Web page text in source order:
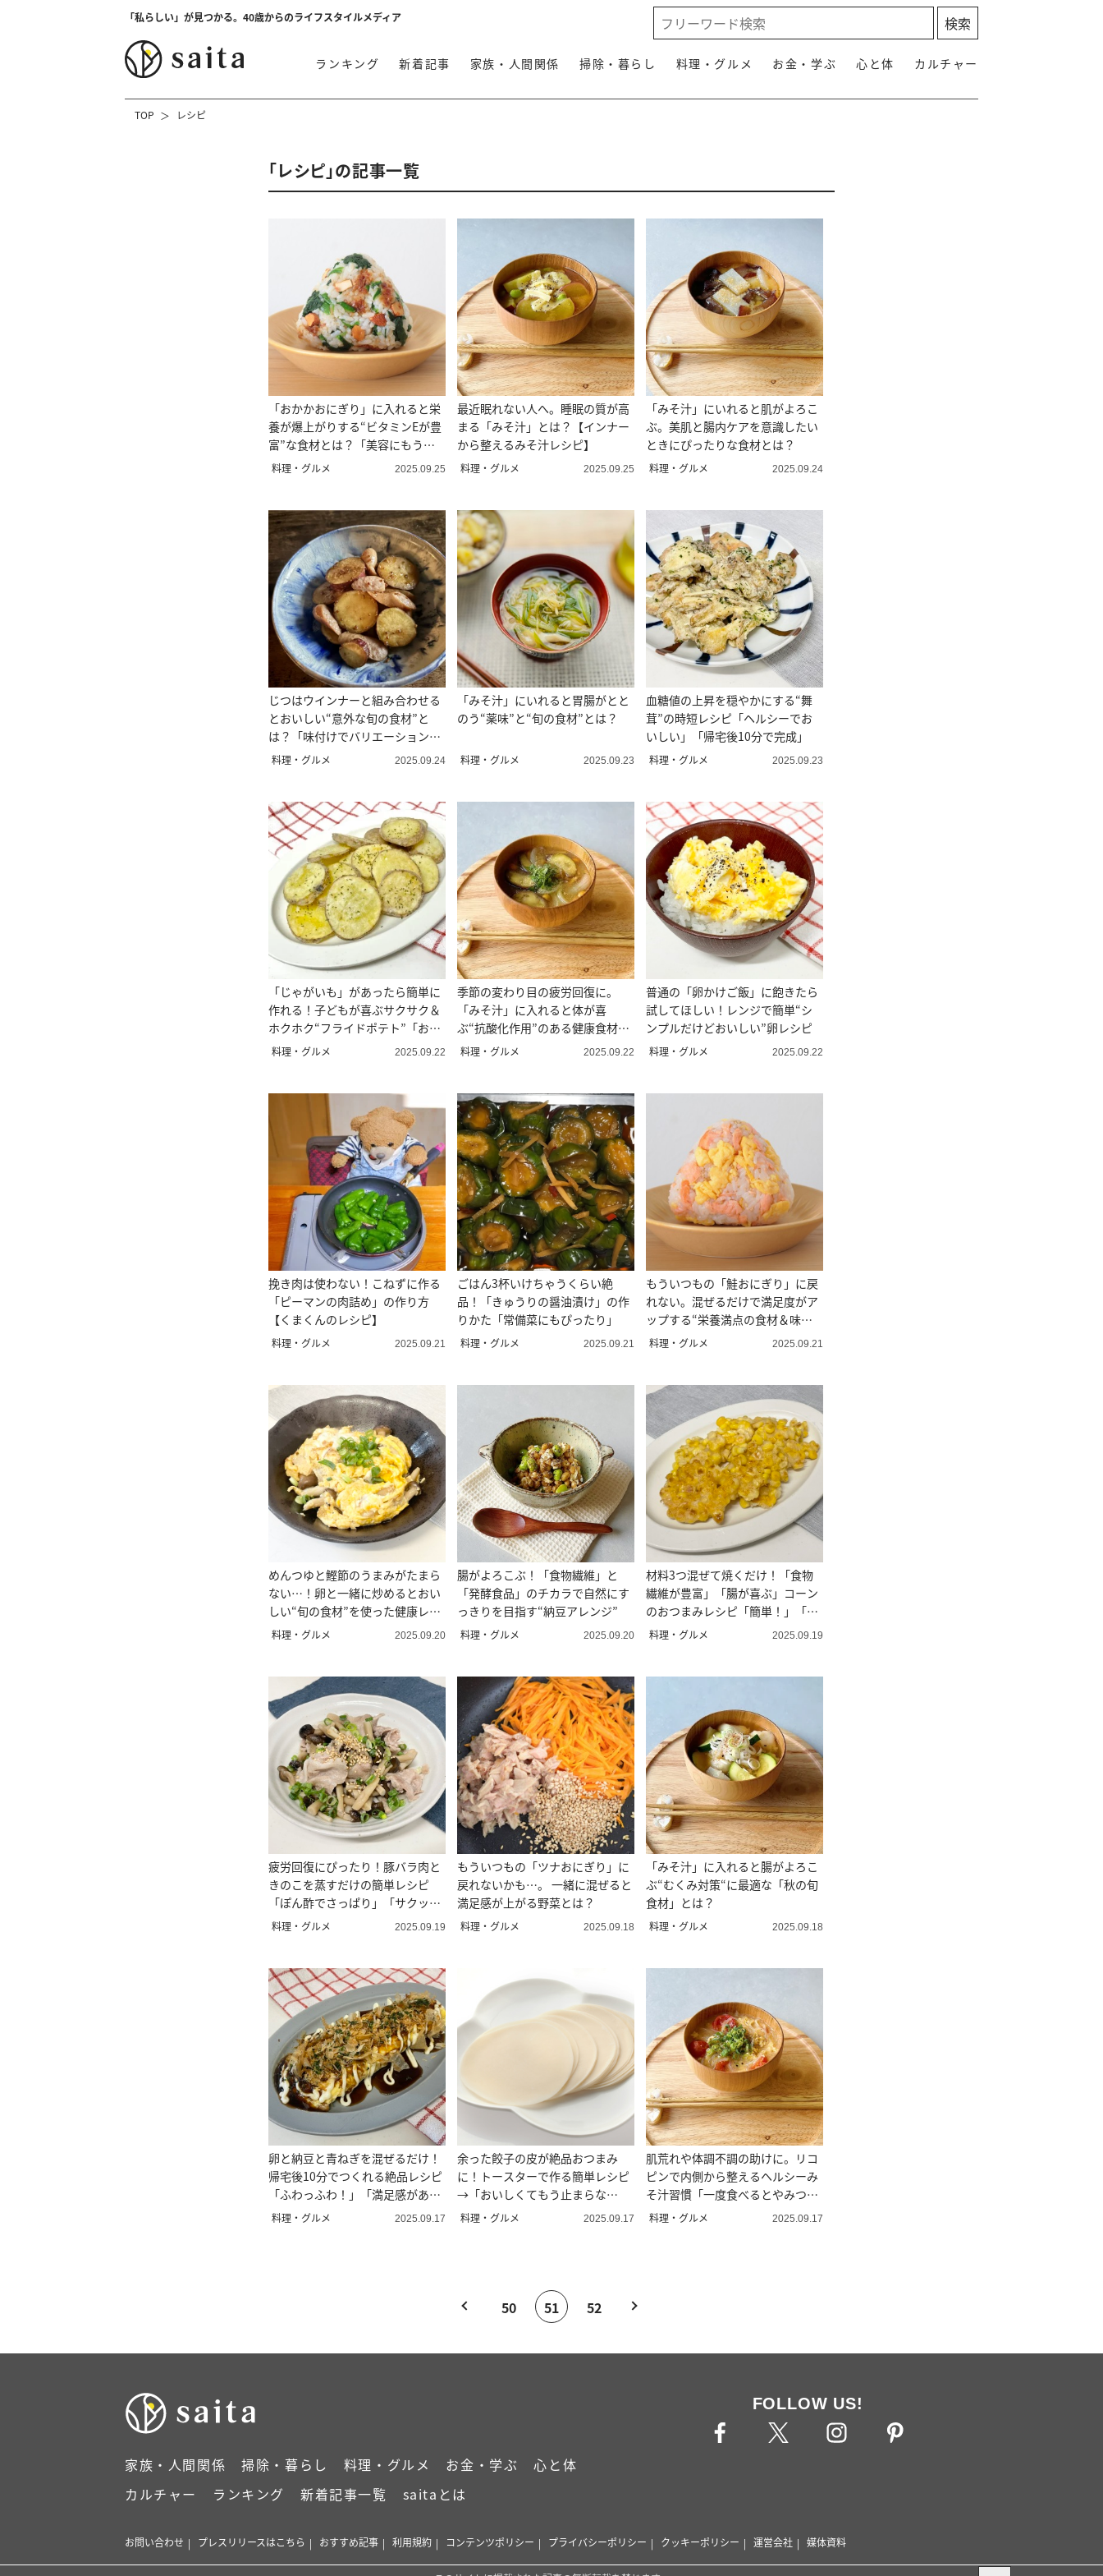
「私らしい」が見つかる。40歳からのライフスタイルメディア
ランキング 新着記事 家族・人間関係 掃除・暮らし 料理・グルメ お金・学ぶ 心と体 カルチャー
TOP レシピ
「レシピ」の記事一覧
「おかかおにぎり」に入れると栄
養が爆上がりする“ビタミンEが豊
富”な食材とは？「美容にもうれ
しい」
料理・グルメ 2025.09.25
最近眠れない人へ。睡眠の質が高
まる「みそ汁」とは？【インナー
から整えるみそ汁レシピ】
料理・グルメ 2025.09.25
「みそ汁」にいれると肌がよろこ
ぶ。美肌と腸内ケアを意識したい
ときにぴったりな食材とは？
料理・グルメ 2025.09.24
じつはウインナーと組み合わせる
とおいしい“意外な旬の食材”と
は？「味付けでバリエーションが
広がる」
料理・グルメ 2025.09.24
「みそ汁」にいれると胃腸がとと
のう“薬味”と“旬の食材”とは？
料理・グルメ 2025.09.23
血糖値の上昇を穏やかにする“舞
茸”の時短レシピ「ヘルシーでお
いしい」「帰宅後10分で完成」
料理・グルメ 2025.09.23
「じゃがいも」があったら簡単に
作れる！子どもが喜ぶサクサク＆
ホクホク“フライドポテト”「おや
つにも」
料理・グルメ 2025.09.22
季節の変わり目の疲労回復に。
「みそ汁」に入れると体が喜
ぶ“抗酸化作用”のある健康食材と
は
料理・グルメ 2025.09.22
普通の「卵かけご飯」に飽きたら
試してほしい！レンジで簡単“シ
ンプルだけどおいしい”卵レシピ
料理・グルメ 2025.09.22
挽き肉は使わない！こねずに作る
「ピーマンの肉詰め」の作り方
【くまくんのレシピ】
料理・グルメ 2025.09.21
ごはん3杯いけちゃうくらい絶
品！「きゅうりの醤油漬け」の作
りかた「常備菜にもぴったり」
料理・グルメ 2025.09.21
もういつもの「鮭おにぎり」に戻
れない。混ぜるだけで満足度がア
ップする“栄養満点の食材＆味つ
け”とは
料理・グルメ 2025.09.21
めんつゆと鰹節のうまみがたまら
ない…！卵と一緒に炒めるとおい
しい“旬の食材”を使った健康レシ
ピ
料理・グルメ 2025.09.20
腸がよろこぶ！「食物繊維」と
「発酵食品」のチカラで自然にす
っきりを目指す“納豆アレンジ”
料理・グルメ 2025.09.20
材料3つ混ぜて焼くだけ！「食物
繊維が豊富」「腸が喜ぶ」コーン
のおつまみレシピ「簡単！」「お
弁当にも」
料理・グルメ 2025.09.19
疲労回復にぴったり！豚バラ肉と
きのこを蒸すだけの簡単レシピ
「ぽん酢でさっぱり」「サクッと
もう1品」
料理・グルメ 2025.09.19
もういつもの「ツナおにぎり」に
戻れないかも…。 一緒に混ぜると
満足感が上がる野菜とは？
料理・グルメ 2025.09.18
「みそ汁」に入れると腸がよろこ
ぶ“むくみ対策“に最適な「秋の旬
食材」とは？
料理・グルメ 2025.09.18
卵と納豆と青ねぎを混ぜるだけ！
帰宅後10分でつくれる絶品レシピ
「ふわっふわ！」「満足感があ
る」
料理・グルメ 2025.09.17
余った餃子の皮が絶品おつまみ
に！トースターで作る簡単レシピ
→「おいしくてもう止まらな
い！」
料理・グルメ 2025.09.17
肌荒れや体調不調の助けに。リコ
ピンで内側から整えるヘルシーみ
そ汁習慣「一度食べるとやみつき
に」
料理・グルメ 2025.09.17
50 51 52
家族・人間関係 掃除・暮らし 料理・グルメ お金・学ぶ
心と体
カルチャー
ランキング 新着記事一覧 saitaとは
FOLLOW US!
お問い合わせ プレスリリースはこちら おすすめ記事 利用規約 コンテンツポリシー プライバシーポリシー クッキーポリシー 運営会社 媒体資料